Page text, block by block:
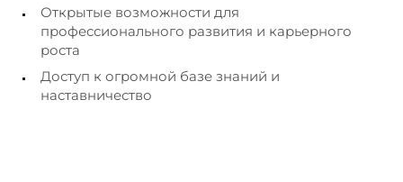
Открытые возможности для
профессионального развития и карьерного
роста
Доступ к огромной базе знаний и
наставничество